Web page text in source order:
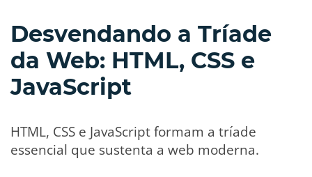
Desvendando a Tríade
da Web: HTML, CSS e
JavaScript
HTML, CSS e JavaScript formam a tríade
essencial que sustenta a web moderna.